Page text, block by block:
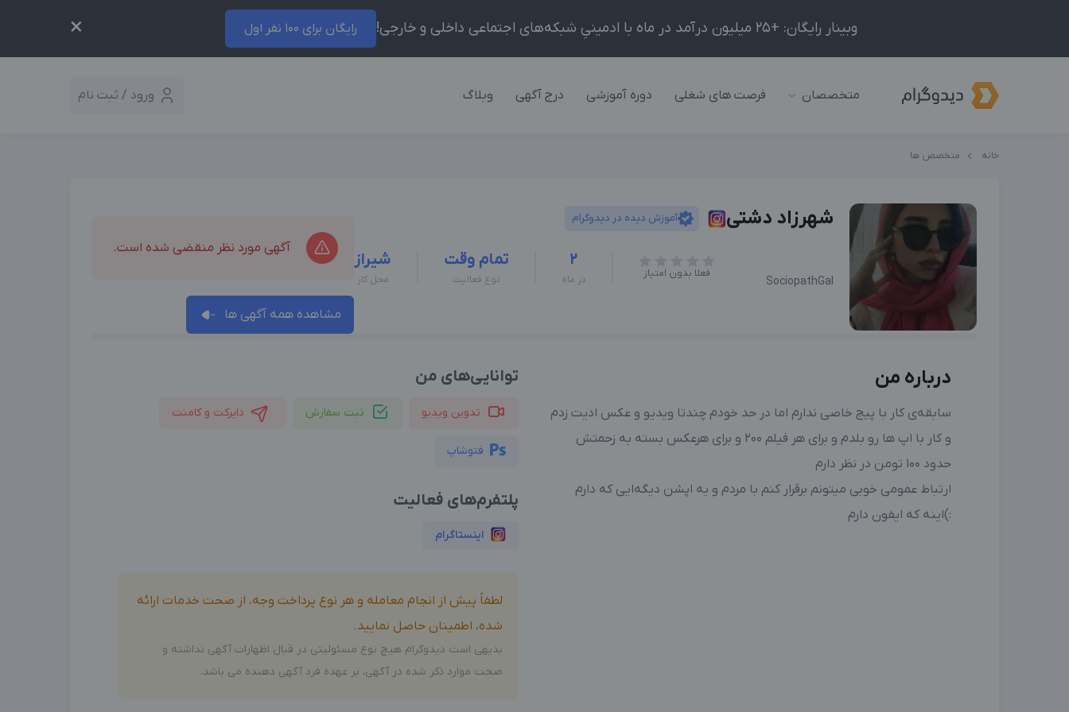
وبینار رایگان: +25 میلیون درآمد در ماه با ادمینیِ شبکه‌های اجتماعی داخلی و خارجی! رایگان برای 100 نفر اول ×
متخصصان فرصت های شغلی دوره آموزشی درج آگهی وبلاگ ورود / ثبت نام
خانه متخصص ها
شهرزاد دشتی آموزش دیده در دیدوگرام
SociopathGal
فعلا بدون امتیاز
2
در ماه
تمام وقت
نوع فعالیت
شیراز
محل کار
آگهی مورد نظر منقضی شده است.
مشاهده همه آگهی ها
درباره من
سابقه‌ی کار با پیج خاصی ندارم اما در حد خودم چندتا ویدیو و عکس ادیت زدم
و کار با اپ ها رو بلدم و برای هر فیلم ۲۰۰ و برای هرعکس بسته به زحمتش
حدود ۱۰۰ تومن در نظر دارم
ارتباط عمومی خوبی میتونم برقرار کنم با مردم و یه اپشن دیگه‌ایی که دارم
:)اینه که ایفون دارم
توانایی‌های من
تدوین ویدیو ثبت سفارش دایرکت و کامنت
فتوشاپ
پلتفرم‌های فعالیت
اینستاگرام
لطفاً پیش از انجام معامله و هر نوع پرداخت وجه، از صحت خدمات ارائه
شده، اطمینان حاصل نمایید.
بدیهی است دیدوگرام هیچ نوع مسئولیتی در قبال اظهارات آگهی نداشته و
صحت موارد ذکر شده در آگهی، بر عهده فرد آگهی دهنده می باشد.